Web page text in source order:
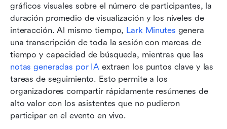
gráficos visuales sobre el número de participantes, la
duración promedio de visualización y los niveles de
interacción. Al mismo tiempo, Lark Minutes genera
una transcripción de toda la sesión con marcas de
notas generadas por IA extraen los puntos clave y las
tareas de seguimiento. Esto permite a los
organizadores compartir rápidamente resúmenes de
alto valor con los asistentes que no pudieron
participar en el evento en vivo.